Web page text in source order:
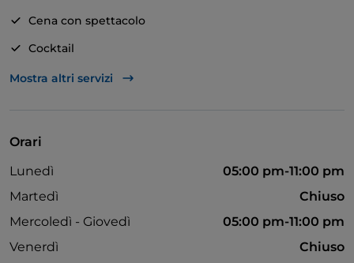
Cena con spettacolo
Cocktail
Si parla inglese
Mostra altri servizi
Orari
Lunedì
05:00 pm-11:00 pm
Martedì
Chiuso
Mercoledì - Giovedì
05:00 pm-11:00 pm
Venerdì
Chiuso